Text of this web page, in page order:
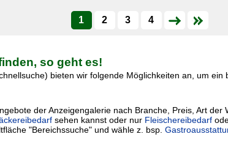
1 2 3 4
so geht es!
bieten wir folgende Möglichkeiten an, um ein
der Anzeigengalerie nach Branche, Preis, Art
sehen kannst oder nur Fleischereibedarf
"Bereichssuche" und wähle z. bsp.